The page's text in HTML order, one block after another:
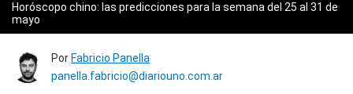
Horóscopo chino: las predicciones para la semana del 25 al 31 de
mayo
Por Fabricio Panella
panella.fabricio@diariouno.com.ar